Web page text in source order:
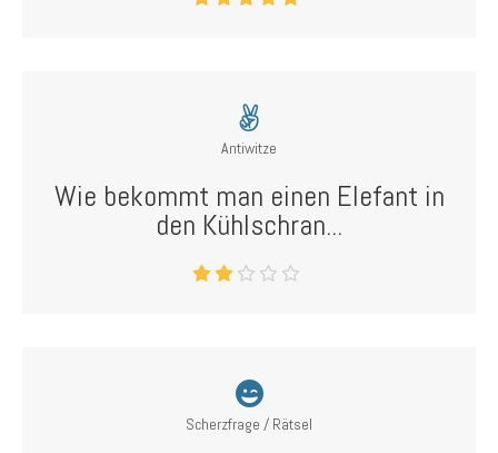
Antiwitze
Wie bekommt man einen Elefant in
den Kühlschran...
Scherzfrage / Rätsel